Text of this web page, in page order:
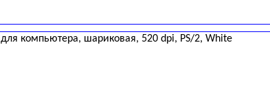
для компьютера, шариковая, 520 dpi, PS/2, White